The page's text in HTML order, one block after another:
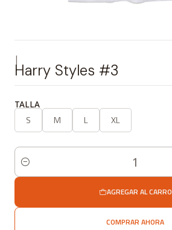
|
Harry Styles #3
TALLA
S M L XL
Cantidad
AGREGAR AL CARRO
COMPRAR AHORA